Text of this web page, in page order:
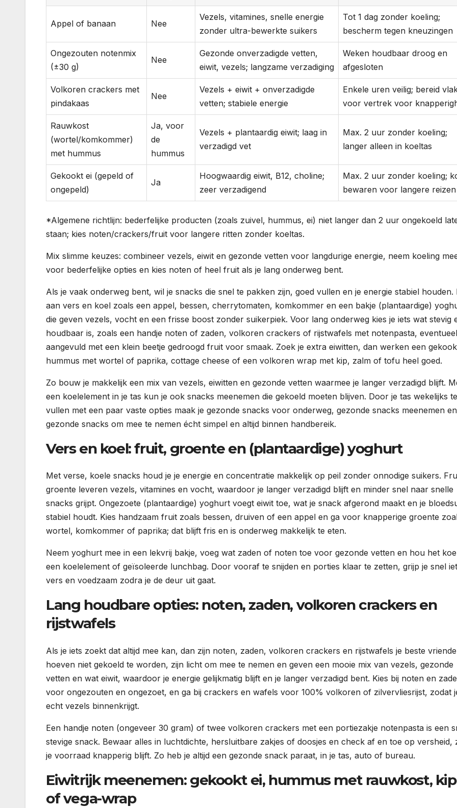
Appel of banaan Nee
Vezels, vitamines, snelle energie
zonder ultra-bewerkte suikers
Tot 1 dag zonder koeling;
bescherm tegen kneuzingen
Ongezouten notenmix
(±30 g)
Nee
Gezonde onverzadigde vetten,
eiwit, vezels; langzame verzadiging
Weken houdbaar droog en
afgesloten
Volkoren crackers met
pindakaas
Nee
Vezels + eiwit + onverzadigde
vetten; stabiele energie
Enkele uren veilig; bereid
voor vertrek voor
Rauwkost
(wortel/komkommer)
met hummus
Ja, voor
de
hummus
Vezels + plantaardig eiwit; laag in
verzadigd vet
Max. 2 uur zonder koeling;
langer alleen in koeltas
Gekookt ei (gepeld of
ongepeld)
Ja
Hoogwaardig eiwit, B12, choline;
zeer verzadigend
Max. 2 uur zonder koeling;
bewaren voor langere reizen
*Algemene richtlijn: bederfelijke producten (zoals zuivel, hummus, ei) niet langer dan 2 uur ongekoeld
staan; kies noten/crackers/fruit voor langere ritten zonder koeltas.
Mix slimme keuzes: combineer vezels, eiwit en gezonde vetten voor langdurige energie, neem koeling
voor bederfelijke opties en kies noten of heel fruit als je lang onderweg bent.
Als je vaak onderweg bent, wil je snacks die snel te pakken zijn, goed vullen en je energie stabiel houden.
aan vers en koel zoals een appel, bessen, cherrytomaten, komkommer en een bakje (plantaardige)
die geven vezels, vocht en een frisse boost zonder suikerpiek. Voor lang onderweg kies je iets wat stevig
houdbaar is, zoals een handje noten of zaden, volkoren crackers of rijstwafels met notenpasta, eventueel
aangevuld met een klein beetje gedroogd fruit voor smaak. Zoek je extra eiwitten, dan werken een
hummus met wortel of paprika, cottage cheese of een volkoren wrap met kip, zalm of tofu heel goed.
Zo bouw je makkelijk een mix van vezels, eiwitten en gezonde vetten waarmee je langer verzadigd blijft.
een koelelement in je tas kun je ook snacks meenemen die gekoeld moeten blijven. Door je tas wekelijks te
vullen met een paar vaste opties maak je gezonde snacks voor onderweg, gezonde snacks meenemen en
gezonde snacks om mee te nemen écht simpel en altijd binnen handbereik.
Vers en koel: fruit, groente en (plantaardige) yoghurt
Met verse, koele snacks houd je je energie en concentratie makkelijk op peil zonder onnodige suikers.
groente leveren vezels, vitamines en vocht, waardoor je langer verzadigd blijft en minder snel naar snelle
snacks grijpt. Ongezoete (plantaardige) yoghurt voegt eiwit toe, wat je snack afgerond maakt en je
stabiel houdt. Kies handzaam fruit zoals bessen, druiven of een appel en ga voor knapperige groente
wortel, komkommer of paprika; dat blijft fris en is onderweg makkelijk te eten.
Neem yoghurt mee in een lekvrij bakje, voeg wat zaden of noten toe voor gezonde vetten en hou het
een koelelement of geïsoleerde lunchbag. Door vooraf te snijden en porties klaar te zetten, grijp je snel
vers en voedzaam zodra je de deur uit gaat.
Lang houdbare opties: noten, zaden, volkoren crackers en
rijstwafels
Als je iets zoekt dat altijd mee kan, dan zijn noten, zaden, volkoren crackers en rijstwafels je beste
hoeven niet gekoeld te worden, zijn licht om mee te nemen en geven een mooie mix van vezels, gezonde
vetten en wat eiwit, waardoor je energie gelijkmatig blijft en je langer verzadigd bent. Kies bij noten en
voor ongezouten en ongezoet, en ga bij crackers en wafels voor 100% volkoren of zilvervliesrijst, zodat
echt vezels binnenkrijgt.
Een handje noten (ongeveer 30 gram) of twee volkoren crackers met een portiezakje notenpasta is een
stevige snack. Bewaar alles in luchtdichte, hersluitbare zakjes of doosjes en check af en toe op versheid,
je voorraad knapperig blijft. Zo heb je altijd een gezonde snack paraat, in je tas, auto of bureau.
Eiwitrijk meenemen: gekookt ei, hummus met rauwkost,
of vega-wrap